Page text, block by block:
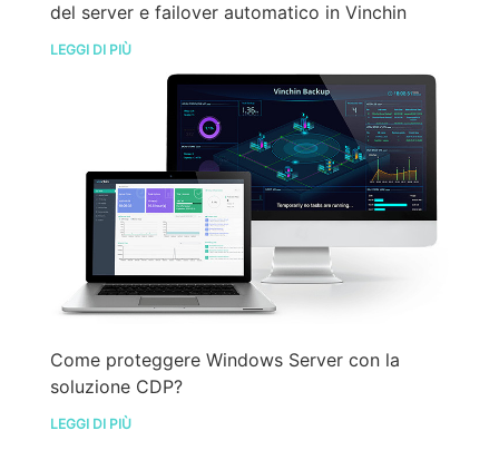
del server e failover automatico in Vinchin
Backup & Recovery?
LEGGI DI PIÙ
Come proteggere Windows Server con la
soluzione CDP?
LEGGI DI PIÙ